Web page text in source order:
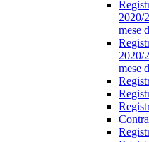
2020/
mese
2020/
mese